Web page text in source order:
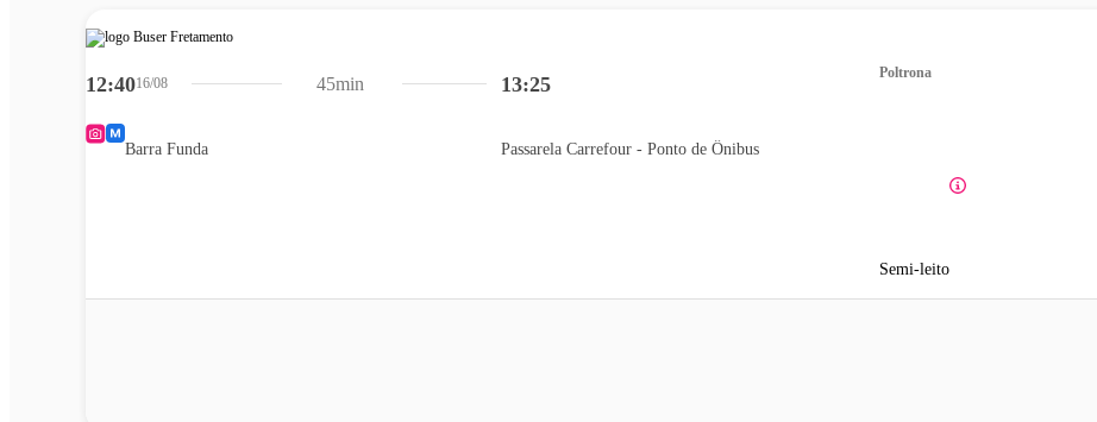
12:4016/08
Barra Funda
13:25
Passarela Carrefour - Ponto de Ônibus
45min
Poltrona
Semi-leito